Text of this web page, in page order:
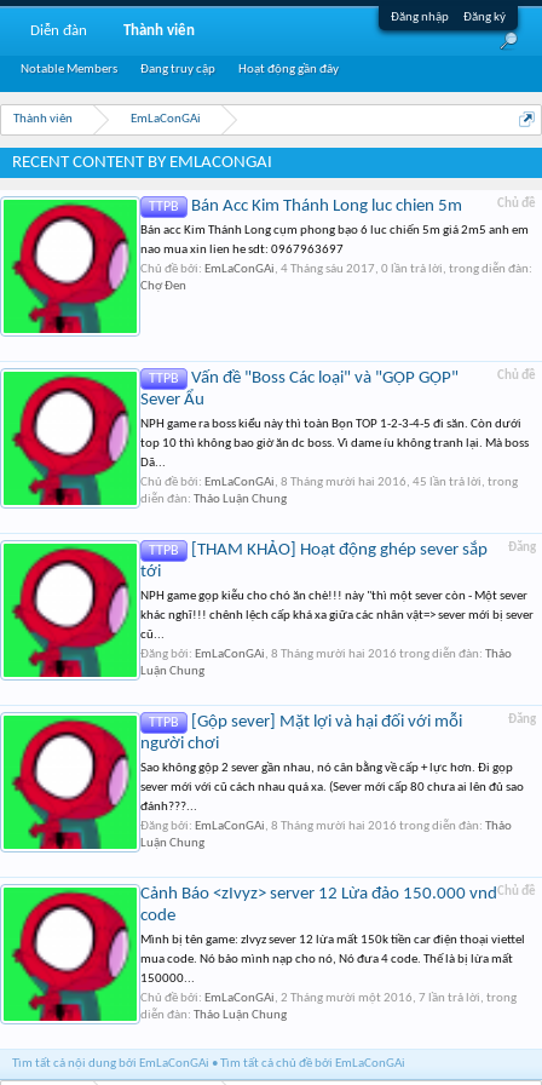
Đăng nhập Đăng ký
Thành viên EmLaConGAi
RECENT CONTENT BY EMLACONGAI
Chủ đề
TTPB Bán Acc Kim Thánh Long luc chien 5m
Bán acc Kim Thánh Long cụm phong bạo 6 luc chiến 5m giá 2m5 anh em
nao mua xin lien he sdt: 0967963697
Chủ đề bởi: EmLaConGAi, 4 Tháng sáu 2017, 0 lần trả lời, trong diễn đàn:
Chợ Đen
Chủ đề
TTPB
Vấn đề "Boss Các loại" và "GỌP GỌP"
Sever Ẩu
NPH game ra boss kiểu này thì toàn Bọn TOP 1-2-3-4-5 đi săn. Còn dưới
top 10 thì không bao giờ ăn dc boss. Vì dame íu không tranh lại. Mà boss
Dã...
Chủ đề bởi: EmLaConGAi, 8 Tháng mười hai 2016, 45 lần trả lời, trong
diễn đàn: Thảo Luận Chung
Đăng
TTPB
[THAM KHẢO] Hoạt động ghép sever sắp
tới
NPH game gọp kiễu cho chó ăn chè!!! này "thì một sever còn - Một sever
khác nghĩ!!! chênh lệch cấp khá xa giữa các nhân vật=> sever mới bị sever
cũ...
Đăng bởi: EmLaConGAi, 8 Tháng mười hai 2016 trong diễn đàn: Thảo
Luận Chung
Đăng
TTPB
[Gộp sever] Mặt lợi và hại đối với mỗi
người chơi
Sao không gộp 2 sever gần nhau, nó cân bằng về cấp + lực hơn. Đi gọp
sever mới với cũ cách nhau quá xa. (Sever mới cấp 80 chưa ai lên đủ sao
đánh???...
Đăng bởi: EmLaConGAi, 8 Tháng mười hai 2016 trong diễn đàn: Thảo
Luận Chung
Chủ đề
Cảnh Báo <zIvyz> server 12 Lừa đảo 150.000 vnd
code
Mình bị tên game: zIvyz sever 12 lừa mất 150k tiền car điện thoại viettel
mua code. Nó bảo mình nạp cho nó, Nó đưa 4 code. Thế là bị lừa mất
150000...
Chủ đề bởi: EmLaConGAi, 2 Tháng mười một 2016, 7 lần trả lời, trong
diễn đàn: Thảo Luận Chung
Tìm tất cả nội dung bởi EmLaConGAi Tìm tất cả chủ đề bởi EmLaConGAi
Diễn đàn Thành viên
Notable Members Đang truy cập Hoạt động gần đây